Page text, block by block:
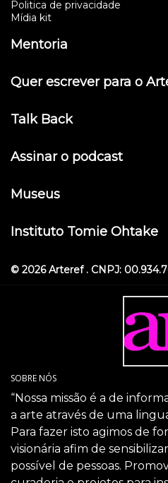
Politica de privacidade
Mídia kit
Mentoria
Quer escrever para o
Talk Back
Assinar o podcast
Museus
Instituto Tomie Ohtake
© 2026 Arteref . CNPJ:
SOBRE NÓS
“Nossa missão é a de
a arte através de uma
Para fazer isto agimos de
visionária afim de
possível de pessoas.